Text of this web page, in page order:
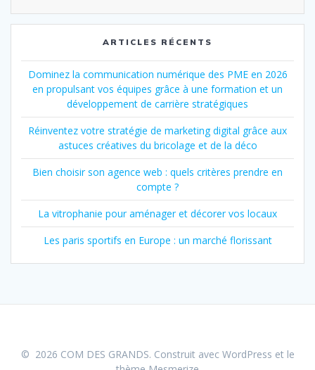
ARTICLES RÉCENTS
Dominez la communication numérique des PME en 2026
en propulsant vos équipes grâce à une formation et un
développement de carrière stratégiques
Réinventez votre stratégie de marketing digital grâce aux
astuces créatives du bricolage et de la déco
Bien choisir son agence web : quels critères prendre en
compte ?
La vitrophanie pour aménager et décorer vos locaux
Les paris sportifs en Europe : un marché florissant
© 2026 COM DES GRANDS. Construit avec WordPress et le